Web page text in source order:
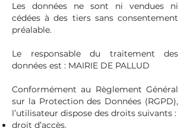
Les données ne sont ni vendues ni
cédées à des tiers sans consentement
préalable.
Le responsable du traitement des
données est : MAIRIE DE PALLUD
Conformément au Règlement Général
sur la Protection des Données (RGPD),
l’utilisateur dispose des droits suivants :
droit d’accès,